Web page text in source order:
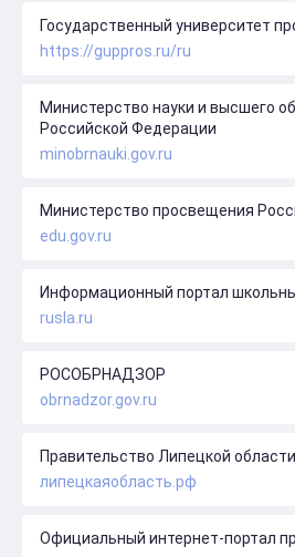
Государственный университет
https://guppros.ru/ru
Министерство науки и высшего
Российской Федерации
minobrnauki.gov.ru
Министерство просвещения
edu.gov.ru
Информационный портал
rusla.ru
РОСОБРНАДЗОР
obrnadzor.gov.ru
Правительство Липецкой области
липецкаяобласть.рф
Официальный интернет-портал